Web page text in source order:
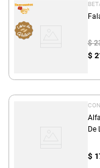
$
$
De
$